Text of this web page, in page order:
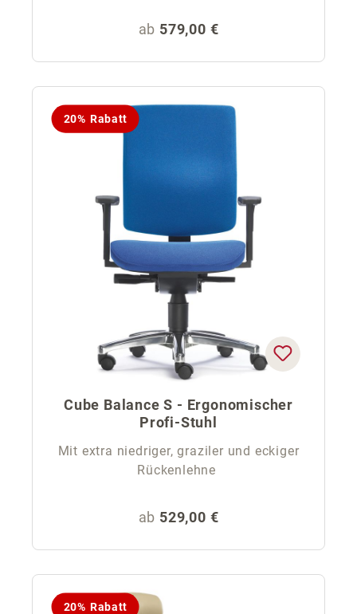
Regulärer Preis:
ab 579,00 €
20% Rabatt
Cube Balance S - Ergonomischer
Profi-Stuhl
Mit extra niedriger, graziler und eckiger
Rückenlehne
Regulärer Preis:
ab 529,00 €
20% Rabatt